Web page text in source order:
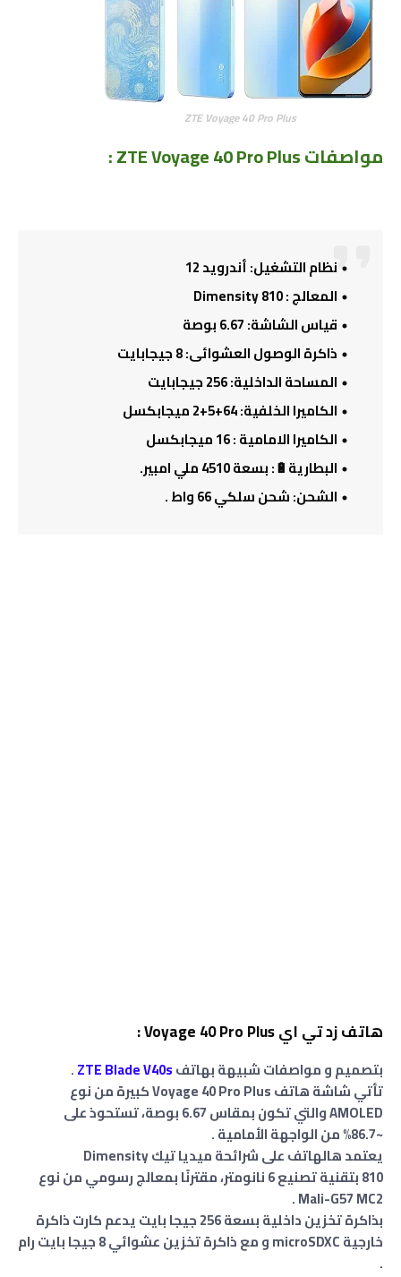
ZTE Voyage 40 Pro Plus
مواصفات ZTE Voyage 40 Pro Plus :
نظام التشغيل: أندرويد 12
المعالج : Dimensity 810
قياس الشاشة: 6.67 بوصة
ذاكرة الوصول العشوائى: 8 جيجابايت
المساحة الداخلية: 256 جيجابايت
الكاميرا الخلفية: 64
+5
+
2ميجابكسل
الكاميرا الامامية : 16 ميجابكسل
البطارية🔋: بسعة 4510 ملي امبير.
الشحن: شحن سلكي 66 واط .
هاتف زد تي اي Voyage 40 Pro Plus :
بتصميم و مواصفات شبيهة بهاتفZTE Blade V40s
.
تأتي شاشة هاتف Voyage 40 Pro Plus كبيرة من نوع
AMOLED والتي تكون بمقاس 6.67 بوصة، تستحوذ على
~86.7% من الواجهة الأمامية .
يعتمد هالهاتف على شرائحة ميديا تيك Dimensity
810 بتقنية تصنيع 6 نانومتر، مقترنًا بمعالج رسومي من نوع
Mali-G57 MC2 .
بذاكرة تخزين داخلية بسعة 256 جيجا بايت يدعم كارت ذاكرة
خارجية microSDXC و مع ذاكرة تخزين عشوائي 8 جيجا بايت رام
.